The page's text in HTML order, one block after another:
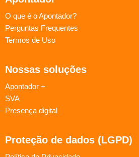
O que é o Apontador?
Perguntas Frequentes
Termos de Uso
Nossas soluções
Apontador +
SVA
Presença digital
Proteção de dados (LGPD)